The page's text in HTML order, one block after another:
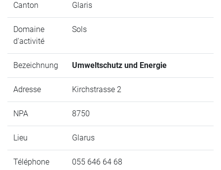
Canton Glaris
Domaine
d'activité
Sols
Bezeichnung Umweltschutz und Energie
Adresse Kirchstrasse 2
NPA 8750
Lieu Glarus
Téléphone 055 646 64 68